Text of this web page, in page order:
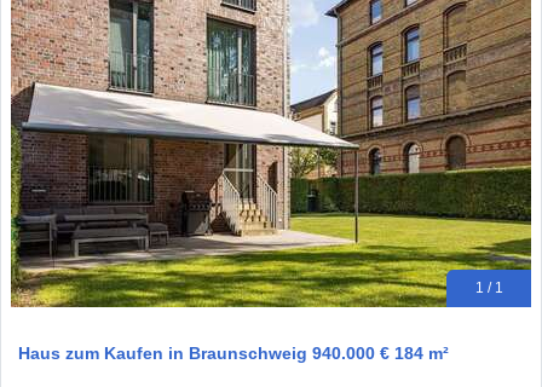
1 / 1
Haus zum Kaufen in Braunschweig 940.000 € 184 m²